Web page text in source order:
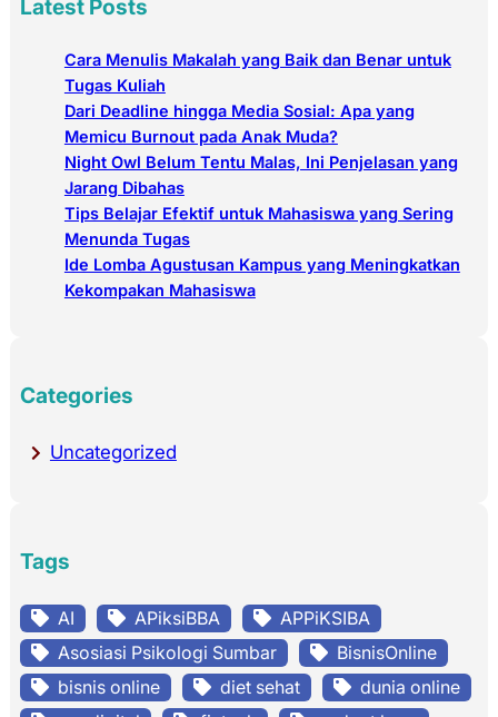
Latest Posts
Cara Menulis Makalah yang Baik dan Benar untuk
Tugas Kuliah
Dari Deadline hingga Media Sosial: Apa yang
Memicu Burnout pada Anak Muda?
Night Owl Belum Tentu Malas, Ini Penjelasan yang
Jarang Dibahas
Tips Belajar Efektif untuk Mahasiswa yang Sering
Menunda Tugas
Ide Lomba Agustusan Kampus yang Meningkatkan
Kekompakan Mahasiswa
Categories
Uncategorized
Tags
AI APiksiBBA
APPiKSIBA
Asosiasi Psikologi Sumbar
BisnisOnline
bisnis online
diet sehat
dunia online